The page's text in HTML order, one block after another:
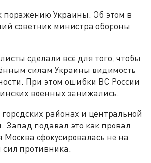
поражению Украины. Об этом в
советник министра обороны
сделали всё для того, чтобы
силам Украины видимость
При этом ошибки ВС России
военных занижались.
районах и центральной
Запад подавал это как провал
сфокусировалась не на
противника.